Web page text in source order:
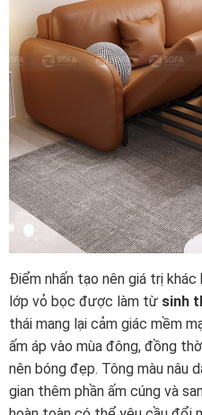
Điểm nhấn tạo nên giá trị
lớp vỏ bọc được làm từ sinh
thái mang lại cảm giác mềm
ấm áp vào mùa đông, đồng
nên bóng đẹp. Tông màu nâu
gian thêm phần ấm cúng và